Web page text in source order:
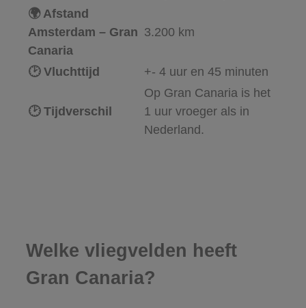
🌍 Afstand
Amsterdam – Gran
Canaria
3.200 km
🕑 Vluchttijd +- 4 uur en 45 minuten
🕑 Tijdverschil
Op Gran Canaria is het
1 uur vroeger als in
Nederland.
Welke vliegvelden heeft
Gran Canaria?